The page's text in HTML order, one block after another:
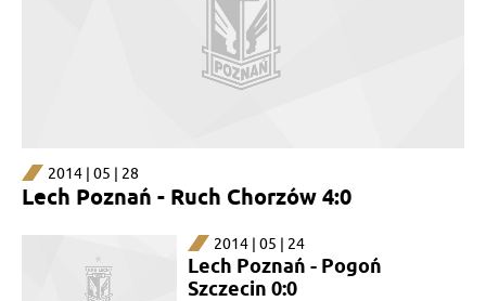
2014 | 05 | 28
Lech Poznań - Ruch Chorzów 4:0
2014 | 05 | 24
Lech Poznań - Pogoń
Szczecin 0:0